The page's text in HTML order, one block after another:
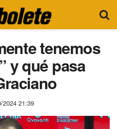
tenemos
y qué pasa
2024 21:39